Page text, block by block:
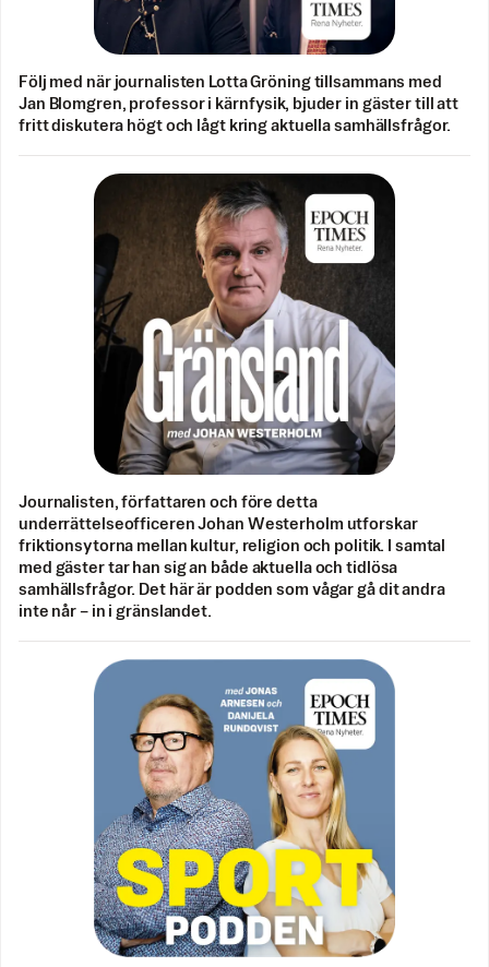
Följ med när journalisten Lotta Gröning tillsammans med
Jan Blomgren, professor i kärnfysik, bjuder in gäster till att
fritt diskutera högt och lågt kring aktuella samhällsfrågor.
Journalisten, författaren och före detta
underrättelseofficeren Johan Westerholm utforskar
friktionsytorna mellan kultur, religion och politik. I samtal
med gäster tar han sig an både aktuella och tidlösa
samhällsfrågor. Det här är podden som vågar gå dit andra
inte når – in i gränslandet.